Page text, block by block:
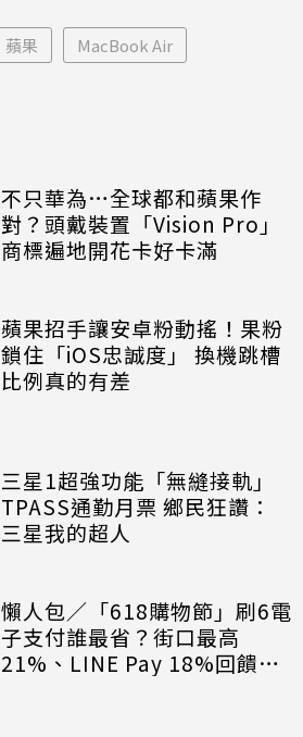
蘋果 MacBook Air
不只華為…全球都和蘋果作
對？頭戴裝置「Vision Pro」
商標遍地開花卡好卡滿
蘋果招手讓安卓粉動搖！果粉
鎖住「iOS忠誠度」 換機跳槽
比例真的有差
三星1超強功能「無縫接軌」
TPASS通勤月票 鄉民狂讚：
三星我的超人
懶人包／「618購物節」刷6電
子支付誰最省？街口最高
21%、LINE Pay 18%回饋一